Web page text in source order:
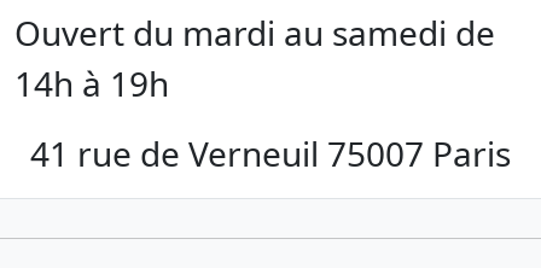
Ouvert du mardi au samedi de
14h à 19h
41 rue de Verneuil 75007 Paris